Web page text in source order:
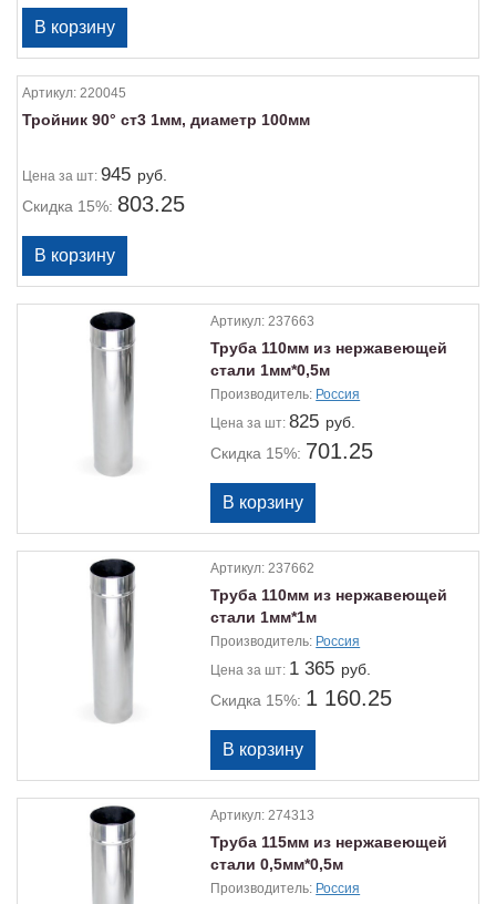
Артикул: 220045
Тройник 90° ст3 1мм, диаметр 100мм
Цена за шт: 945 руб.
Скидка 15%: 803.25
Артикул:237663
Труба 110мм из нержавеющей
стали 1мм*0,5м
Производитель: Россия
Цена за шт:825 руб.
Скидка 15%: 701.25
Артикул:237662
Труба 110мм из нержавеющей
стали 1мм*1м
Производитель: Россия
Цена за шт: 1 365 руб.
Скидка 15%: 1 160.25
Артикул:274313
Труба 115мм из нержавеющей
стали 0,5мм*0,5м
Производитель: Россия